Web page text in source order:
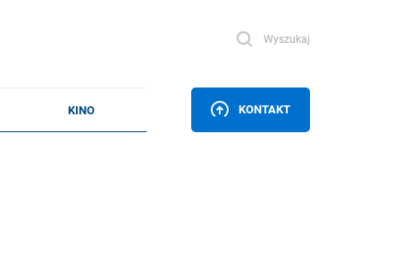
Wyszukaj
KONTAKT